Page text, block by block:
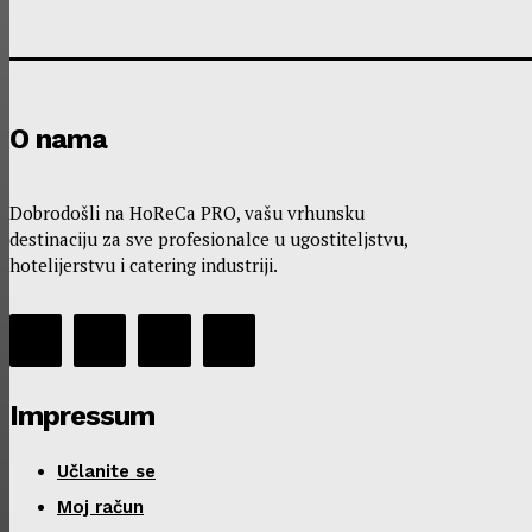
O nama
Dobrodošli na HoReCa PRO, vašu vrhunsku
destinaciju za sve profesionalce u ugostiteljstvu,
hotelijerstvu i catering industriji.
Impressum
Učlanite se
Moj račun